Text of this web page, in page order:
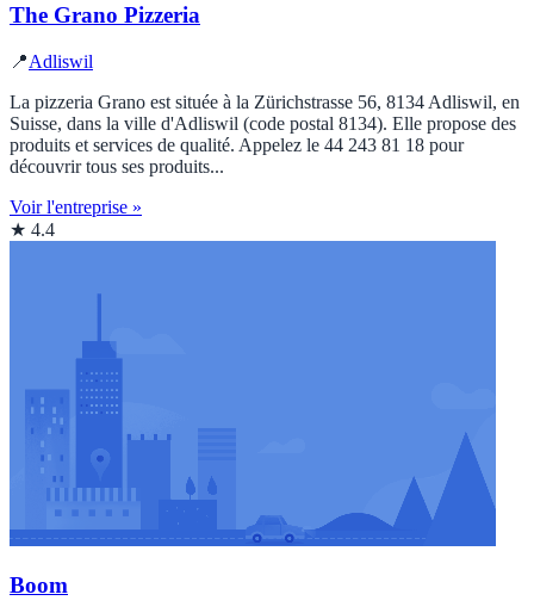
The Grano Pizzeria
📍Adliswil
La pizzeria Grano est située à la Zürichstrasse 56, 8134 Adliswil, en
Suisse, dans la ville d'Adliswil (code postal 8134). Elle propose des
produits et services de qualité. Appelez le 44 243 81 18 pour
découvrir tous ses produits...
Voir l'entreprise »
★ 4.4
Boom